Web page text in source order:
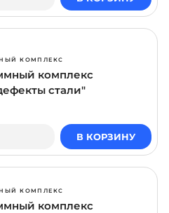
КОМПЛЕКС
комплекс
стали"
В КОРЗИНУ
КОМПЛЕКС
комплекс